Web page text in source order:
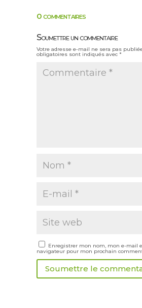
0 commentaires
Soumettre un commentaire
Votre adresse e-mail ne sera pas
obligatoires sont indiqués avec *
Enregistrer mon nom, mon e-mail
navigateur pour mon prochain
Soumettre le